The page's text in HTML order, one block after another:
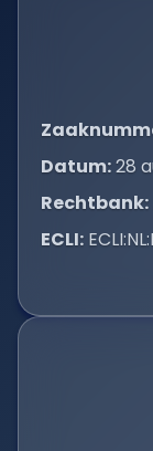
Datum:28
Rechtbank:
ECLI: